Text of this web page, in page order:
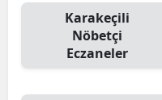
Karakeçili
Nöbetçi
Eczaneler